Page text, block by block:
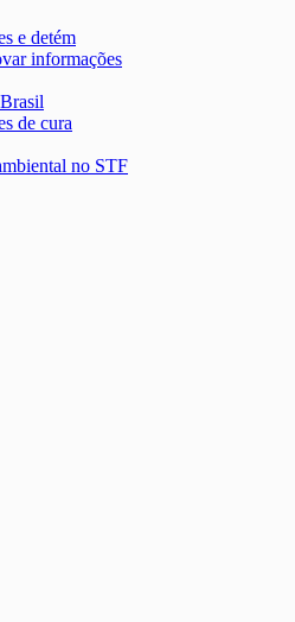
e detém
informações
de cura
no STF